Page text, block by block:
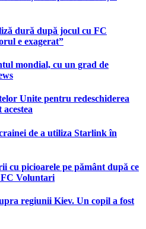
dură după jocul cu FC
e exagerat”
mondial, cu un grad de
Unite pentru redeschiderea
de a utiliza Starlink în
cu picioarele pe pământ după ce
Voluntari
regiunii Kiev. Un copil a fost